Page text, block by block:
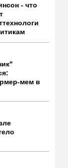
- что
мем в